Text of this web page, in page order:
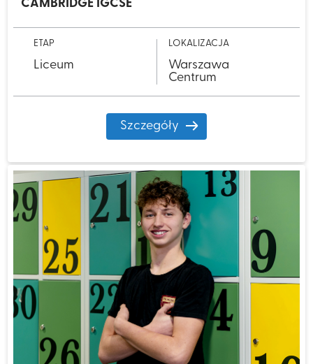
CAMBRIDGE IGCSE​
ETAP
Liceum
LOKALIZACJA
Warszawa
Centrum
Szczegóły